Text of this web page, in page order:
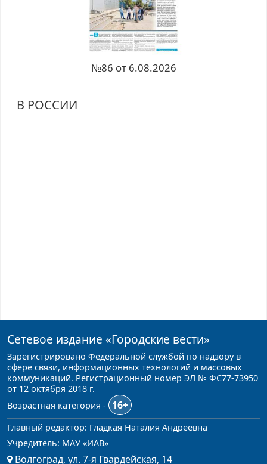
№86 от 6.08.2026
В РОССИИ
Сетевое издание «Городские вести»
Зарегистрировано Федеральной службой по надзору в
сфере связи, информационных технологий и массовых
коммуникаций. Регистрационный номер ЭЛ № ФС77-73950
от 12 октября 2018 г.
Возрастная категория -
16+
Главный редактор: Гладкая Наталия Андреевна
Учредитель: МАУ «ИАВ»
Волгоград, ул. 7-я Гвардейская, 14